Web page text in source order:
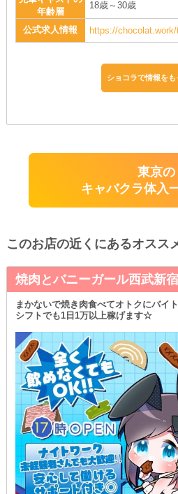
年齢層
18歳～30歳
公式求人情報 https://
ショコラで情報をも
東京の
キャバクラ体入
このお店の近くにあるオスス
焼肉とバニーガール西武新
まかないで焼き肉食べてオトクにバイ
シフトでも1日1万以上稼げます☆